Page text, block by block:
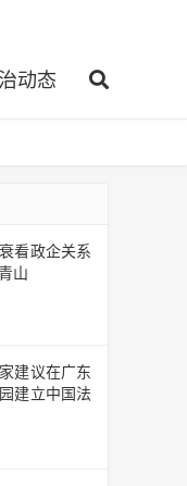
动态
看政企关系
山
建议在广东
建立中国法